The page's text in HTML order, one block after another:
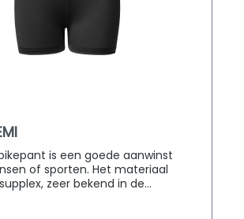
is een goede aanwinst
of sporten. Het materiaal
zeer bekend in de